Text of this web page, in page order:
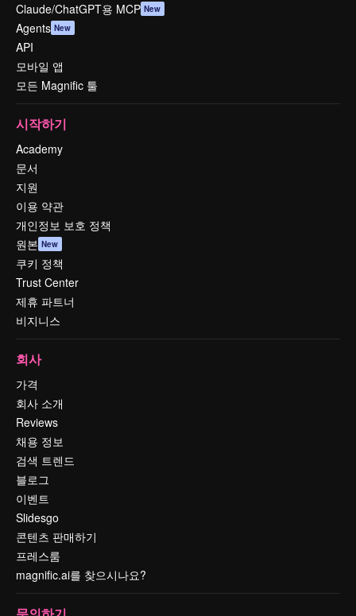
Claude/ChatGPT용 MCP New
Agents New
API
모바일 앱
모든 Magnific 툴
시작하기
Academy
문서
지원
이용 약관
개인정보 보호 정책
원본 New
쿠키 정책
Trust Center
제휴 파트너
비지니스
회사
가격
회사 소개
Reviews
채용 정보
검색 트렌드
블로그
이벤트
Slidesgo
콘텐츠 판매하기
프레스룸
magnific.ai를 찾으시나요?